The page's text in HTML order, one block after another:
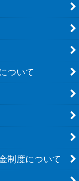
ついて
制度について